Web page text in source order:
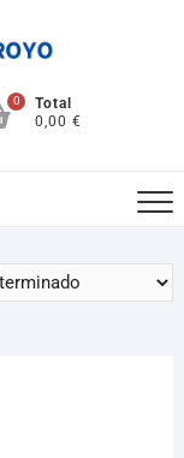
0
Total
0,00 €